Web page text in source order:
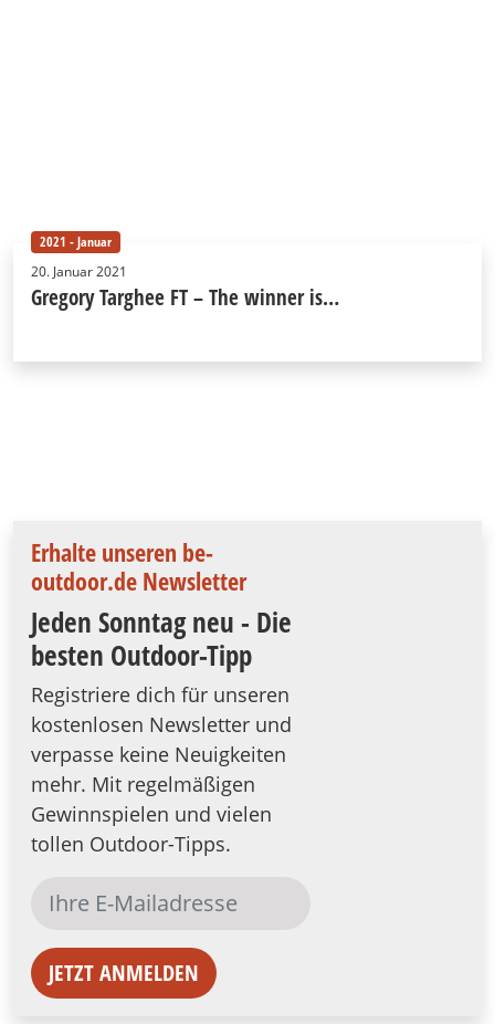
2021 - Januar
20. Januar 2021
Gregory Targhee FT – The winner is…
Erhalte unseren be-
outdoor.de Newsletter
Jeden Sonntag neu - Die
besten Outdoor-Tipp
Registriere dich für unseren
kostenlosen Newsletter und
verpasse keine Neuigkeiten
mehr. Mit regelmäßigen
Gewinnspielen und vielen
tollen Outdoor-Tipps.
JETZT ANMELDEN